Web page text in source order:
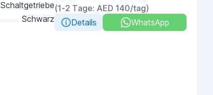
Schaltgetriebe
Schwarz
(1-2 Tage: AED 140/tag)
Details
WhatsApp